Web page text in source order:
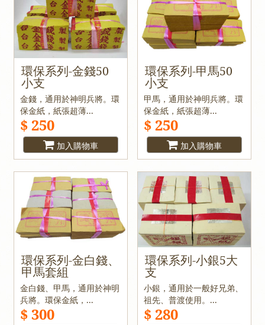
環保系列-金錢50
小支
金錢，通用於神明兵將。環
保金紙，紙張超薄...
$ 250
加入購物車
環保系列-甲馬50
小支
甲馬，通用於神明兵將。環
保金紙，紙張超薄...
$ 250
加入購物車
環保系列-金白錢、
甲馬套組
金白錢、甲馬，通用於神明
兵將。環保金紙，...
$ 300
環保系列-小銀5大
支
小銀，通用於一般好兄弟、
祖先、普渡使用。...
$ 280